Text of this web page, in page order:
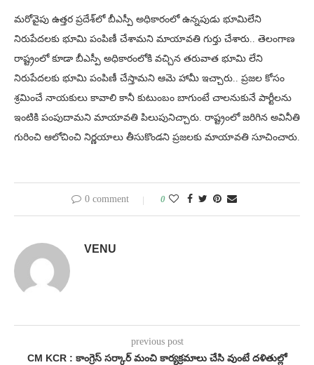
మరోవైపు ఉత్తర ప్రదేశ్‌లో బీఎస్పీ అధికారంలో ఉన్నపుడు భూమిలేని
నిరుపేదలకు భూమి పంపిణీ చేశామని మాయావతి గుర్తు చేశారు.. తెలంగాణ
రాష్ట్రంలో కూడా బీఎస్పీ అధికారంలోకి వచ్చిన తరువాత భూమి లేని
నిరుపేదలకు భూమి పంపిణీ చేస్తామని ఆమె హామీ ఇచ్చారు.. ప్రజల కోసం
శ్రమించే నాయకులు కావాలి కానీ కుటుంబం బాగుంటే చాలనుకునే పార్టీలను
ఇంటికి పంపుదామని మాయావతి పిలుపునిచ్చారు. రాష్ట్రంలో జరిగిన అవినీతి
గురించి ఆలోచించి నిర్ణయాలు తీసుకొండని ప్రజలకు మాయావతి సూచించారు.
0 comment 0
VENU
previous post
CM KCR : కాంగ్రెస్ సర్కార్ మంచి కార్యక్రమాలు చేసి వుంటే దళితుల్లో